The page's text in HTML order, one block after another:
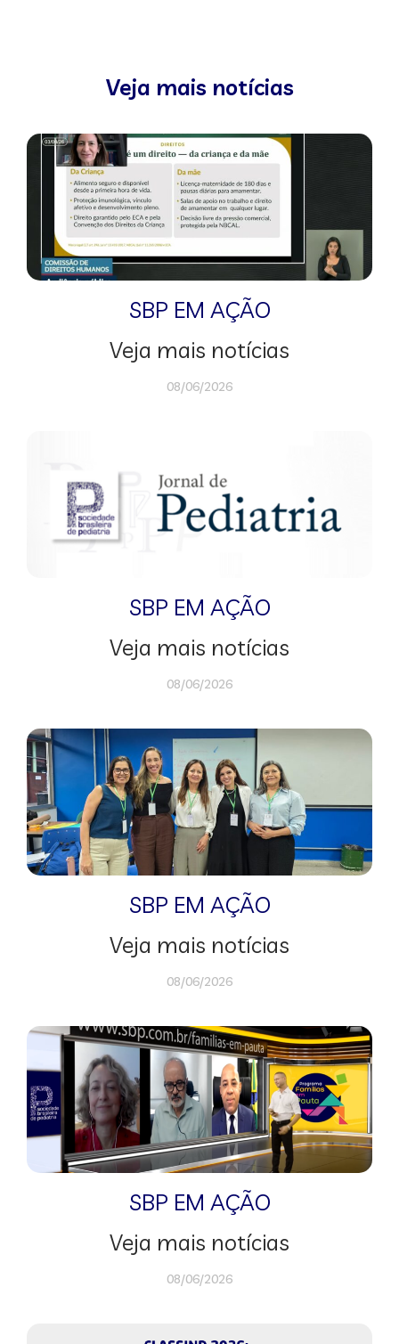
Veja mais notícias
SBP EM AÇÃO
Veja mais notícias
08/06/2026
SBP EM AÇÃO
Veja mais notícias
08/06/2026
SBP EM AÇÃO
Veja mais notícias
08/06/2026
SBP EM AÇÃO
Veja mais notícias
08/06/2026